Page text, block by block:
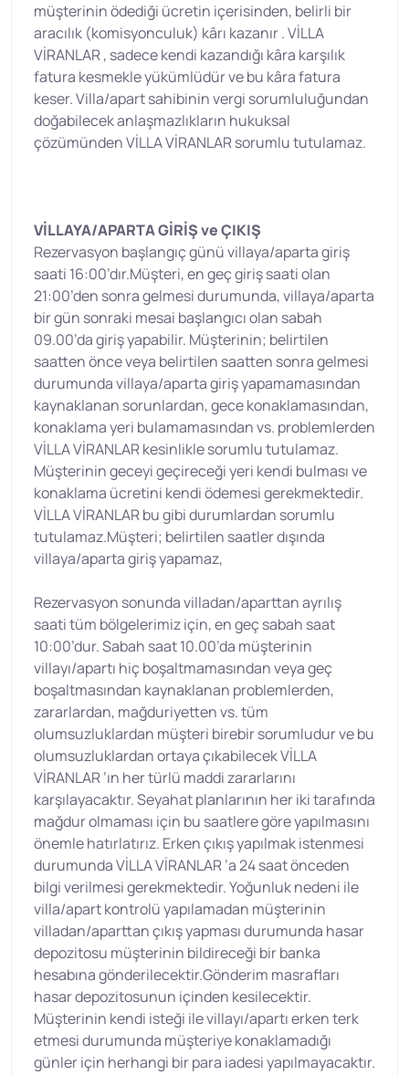
müşterinin ödediği ücretin içerisinden, belirli bir
aracılık (komisyonculuk) kârı kazanır . VİLLA
VİRANLAR , sadece kendi kazandığı kâra karşılık
fatura kesmekle yükümlüdür ve bu kâra fatura
keser. Villa/apart sahibinin vergi sorumluluğundan
doğabilecek anlaşmazlıkların hukuksal
çözümünden VİLLA VİRANLAR sorumlu tutulamaz.
VİLLAYA/APARTA GİRİŞ ve ÇIKIŞ
Rezervasyon başlangıç günü villaya/aparta giriş
saati 16:00’dır.Müşteri, en geç giriş saati olan
21:00’den sonra gelmesi durumunda, villaya/aparta
bir gün sonraki mesai başlangıcı olan sabah
09.00’da giriş yapabilir. Müşterinin; belirtilen
saatten önce veya belirtilen saatten sonra gelmesi
durumunda villaya/aparta giriş yapamamasından
kaynaklanan sorunlardan, gece konaklamasından,
konaklama yeri bulamamasından vs. problemlerden
VİLLA VİRANLAR kesinlikle sorumlu tutulamaz.
Müşterinin geceyi geçireceği yeri kendi bulması ve
konaklama ücretini kendi ödemesi gerekmektedir.
VİLLA VİRANLAR bu gibi durumlardan sorumlu
tutulamaz.Müşteri; belirtilen saatler dışında
villaya/aparta giriş yapamaz,
Rezervasyon sonunda villadan/aparttan ayrılış
saati tüm bölgelerimiz için, en geç sabah saat
10:00’dur. Sabah saat 10.00’da müşterinin
villayı/apartı hiç boşaltmamasından veya geç
boşaltmasından kaynaklanan problemlerden,
zararlardan, mağduriyetten vs. tüm
olumsuzluklardan müşteri birebir sorumludur ve bu
olumsuzluklardan ortaya çıkabilecek VİLLA
VİRANLAR ’ın her türlü maddi zararlarını
karşılayacaktır. Seyahat planlarının her iki tarafında
mağdur olmaması için bu saatlere göre yapılmasını
önemle hatırlatırız. Erken çıkış yapılmak istenmesi
durumunda VİLLA VİRANLAR ’a 24 saat önceden
bilgi verilmesi gerekmektedir. Yoğunluk nedeni ile
villa/apart kontrolü yapılamadan müşterinin
villadan/aparttan çıkış yapması durumunda hasar
depozitosu müşterinin bildireceği bir banka
hesabına gönderilecektir.Gönderim masrafları
hasar depozitosunun içinden kesilecektir.
Müşterinin kendi isteği ile villayı/apartı erken terk
etmesi durumunda müşteriye konaklamadığı
günler için herhangi bir para iadesi yapılmayacaktır.